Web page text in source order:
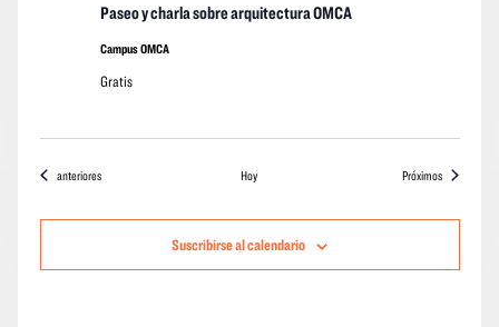
Paseo y charla sobre arquitectura OMCA
charla
Campus OMCA
Gratis
Eventos
anteriores Hoy Próximoseventos
Suscribirse al calendario